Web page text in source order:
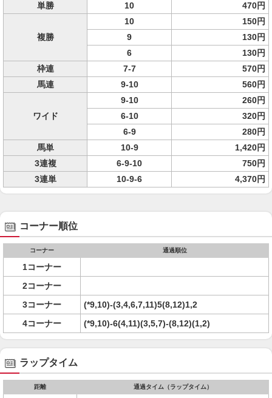
単勝 10 470円
複勝
10
150円
9
130円
6
130円
枠連
7-7
570円
馬連
9-10 560円
ワイド
9-10
260円
6-10
320円
6-9
280円
馬単
10-9
1,420円
3連複
6-9-10
750円
3連単
10-9-6 4,370円
コーナー順位
コーナー 通過順位
1コーナー
2コーナー
3コーナー
(*9,10)-(3,4,6,7,11)5(8,12)1,2
4コーナー
(*9,10)-6(4,11)(3,5,7)-(8,12)(1,2)
ラップタイム
距離 通過タイム（ラップタイム）